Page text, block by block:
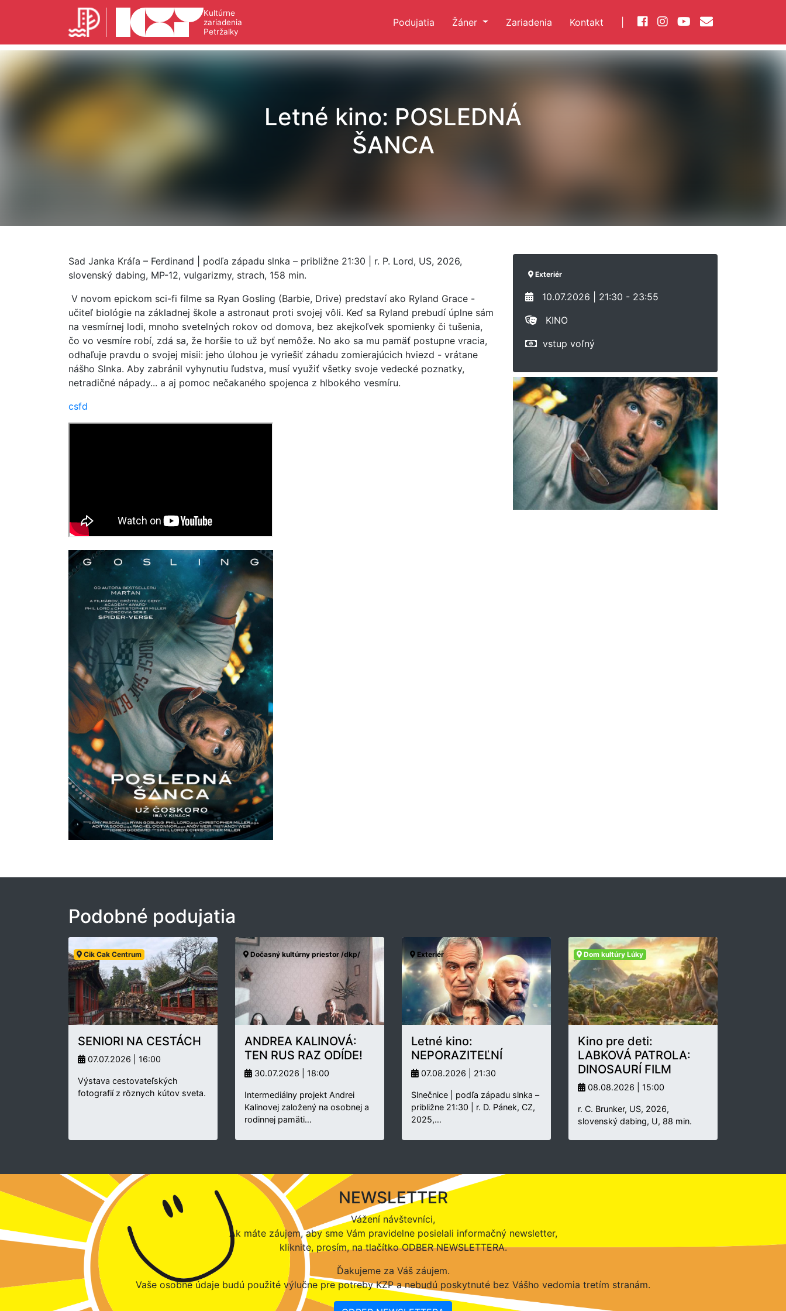
Kultúrne
zariadenia
Petržalky
Podujatia Žáner Zariadenia Kontakt
Letné kino: POSLEDNÁ
ŠANCA
Sad Janka Kráľa – Ferdinand | podľa západu slnka – približne 21:30 | r. P. Lord, US, 2026,
slovenský dabing, MP-12, vulgarizmy, strach, 158 min.
V novom epickom sci-fi filme sa Ryan Gosling (Barbie, Drive) predstaví ako Ryland Grace -
učiteľ biológie na základnej škole a astronaut proti svojej vôli. Keď sa Ryland prebudí úplne sám
na vesmírnej lodi, mnoho svetelných rokov od domova, bez akejkoľvek spomienky či tušenia,
čo vo vesmíre robí, zdá sa, že horšie to už byť nemôže. No ako sa mu pamäť postupne vracia,
odhaľuje pravdu o svojej misii: jeho úlohou je vyriešiť záhadu zomierajúcich hviezd - vrátane
nášho Slnka. Aby zabránil vyhynutiu ľudstva, musí využiť všetky svoje vedecké poznatky,
netradičné nápady... a aj pomoc nečakaného spojenca z hlbokého vesmíru.
csfd
Exteriér
10.07.2026 | 21:30 - 23:55
KINO
vstup voľný
Podobné podujatia
Cik Cak Centrum
SENIORI NA CESTÁCH
07.07.2026 | 16:00
Výstava cestovateľských
fotografií z rôznych kútov sveta.
Dočasný kultúrny priestor /dkp/
ANDREA KALINOVÁ:
TEN RUS RAZ ODÍDE!
30.07.2026 | 18:00
Intermediálny projekt Andrei
Kalinovej založený na osobnej a
rodinnej pamäti…
Exteriér
Letné kino:
NEPORAZITEĽNÍ
07.08.2026 | 21:30
Slnečnice | podľa západu slnka –
približne 21:30 | r. D. Pánek, CZ,
2025,…
Dom kultúry Lúky
Kino pre deti:
LABKOVÁ PATROLA:
DINOSAURÍ FILM
08.08.2026 | 15:00
r. C. Brunker, US, 2026,
slovenský dabing, U, 88 min.
NEWSLETTER
Vážení návštevníci,
Ak máte záujem, aby sme Vám pravidelne posielali informačný newsletter,
kliknite, prosím, na tlačítko ODBER NEWSLETTERA.
Ďakujeme za Váš záujem.
Vaše osobné údaje budú použité výlučne pre potreby KZP a nebudú poskytnuté bez Vášho vedomia tretím stranám.